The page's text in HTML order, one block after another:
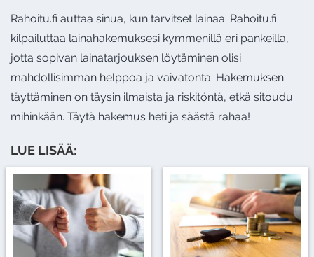
Rahoitu.fi auttaa sinua, kun tarvitset lainaa. Rahoitu.fi
kilpailuttaa lainahakemuksesi kymmenillä eri pankeilla,
jotta sopivan lainatarjouksen löytäminen olisi
mahdollisimman helppoa ja vaivatonta. Hakemuksen
täyttäminen on täysin ilmaista ja riskitöntä, etkä sitoudu
mihinkään. Täytä hakemus heti ja säästä rahaa!
LUE LISÄÄ: